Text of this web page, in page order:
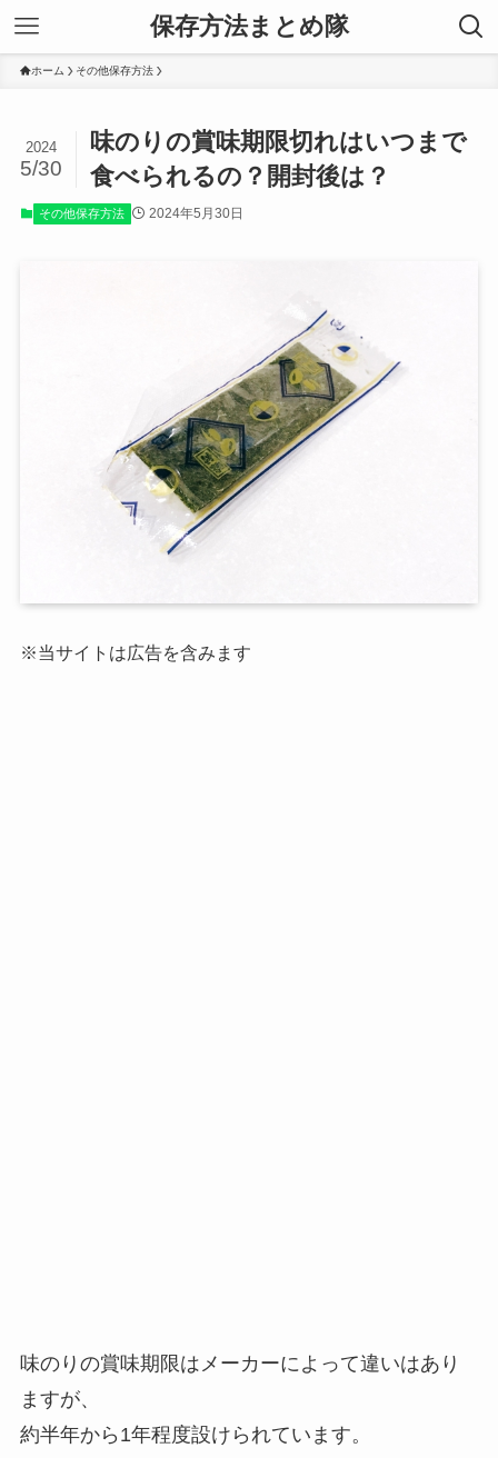
保存方法まとめ隊
ホーム その他保存方法
味のりの賞味期限切れはいつまで
食べられるの？開封後は？
2024
5/30
その他保存方法 2024年5月30日
※当サイトは広告を含みます
味のりの賞味期限はメーカーによって違いはあり
ますが、
約半年から1年程度設けられています。